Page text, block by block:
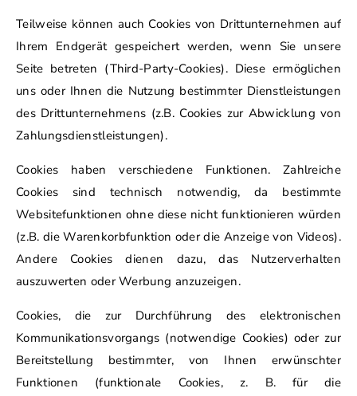
Teilweise können auch Cookies von Drittunternehmen auf
Ihrem Endgerät gespeichert werden, wenn Sie unsere
Seite betreten (Third-Party-Cookies). Diese ermöglichen
uns oder Ihnen die Nutzung bestimmter Dienstleistungen
des Drittunternehmens (z.B. Cookies zur Abwicklung von
Zahlungsdienstleistungen).
Cookies haben verschiedene Funktionen. Zahlreiche
Cookies sind technisch notwendig, da bestimmte
Websitefunktionen ohne diese nicht funktionieren würden
(z.B. die Warenkorbfunktion oder die Anzeige von Videos).
Andere Cookies dienen dazu, das Nutzerverhalten
auszuwerten oder Werbung anzuzeigen.
Cookies, die zur Durchführung des elektronischen
Kommunikationsvorgangs (notwendige Cookies) oder zur
Bereitstellung bestimmter, von Ihnen erwünschter
Funktionen (funktionale Cookies, z. B. für die